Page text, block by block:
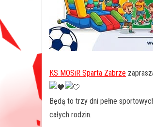
KS MOSiR Sparta Zabrze
Będą to trzy dni pełne
całych rodzin.